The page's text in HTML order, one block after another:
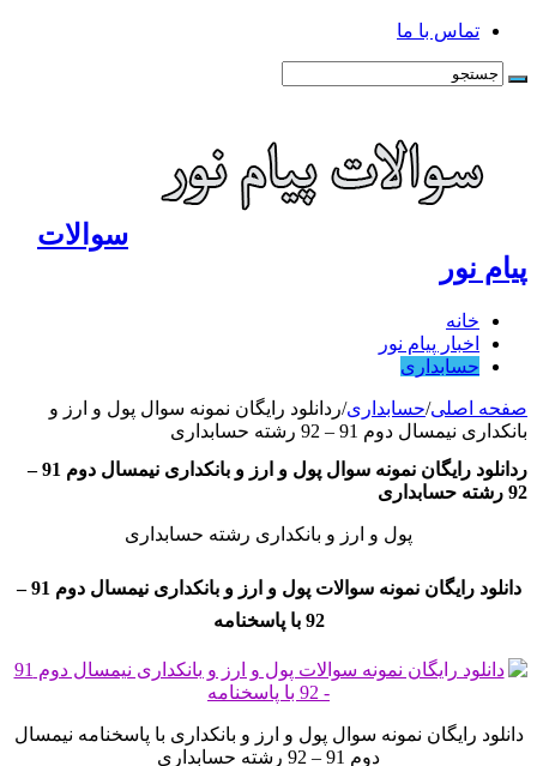
تماس با ما
سوالات
پیام نور
خانه
اخبار پیام نور
حسابداری
صفحه اصلی/حسابداری/ردانلود رایگان نمونه سوال پول و ارز و
بانکداری نیمسال دوم 91 – 92 رشته حسابداری
ردانلود رایگان نمونه سوال پول و ارز و بانکداری نیمسال دوم 91 –
92 رشته حسابداری
پول و ارز و بانکداری رشته حسابداری
دانلود رایگان نمونه سوالات پول و ارز و بانکداری نیمسال دوم 91 –
92 با پاسخنامه
دانلود رایگان نمونه سوال پول و ارز و بانکداری با پاسخنامه نیمسال
دوم 91 – 92 رشته حسابداری